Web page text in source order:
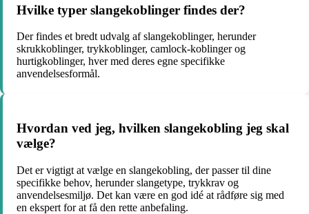
Hvilke typer slangekoblinger findes der?
Der findes et bredt udvalg af slangekoblinger, herunder
skrukkoblinger, trykkoblinger, camlock-koblinger og
hurtigkoblinger, hver med deres egne specifikke
anvendelsesformål.
Hvordan ved jeg, hvilken slangekobling jeg skal
vælge?
Det er vigtigt at vælge en slangekobling, der passer til dine
specifikke behov, herunder slangetype, trykkrav og
anvendelsesmiljø. Det kan være en god idé at rådføre sig med
en ekspert for at få den rette anbefaling.